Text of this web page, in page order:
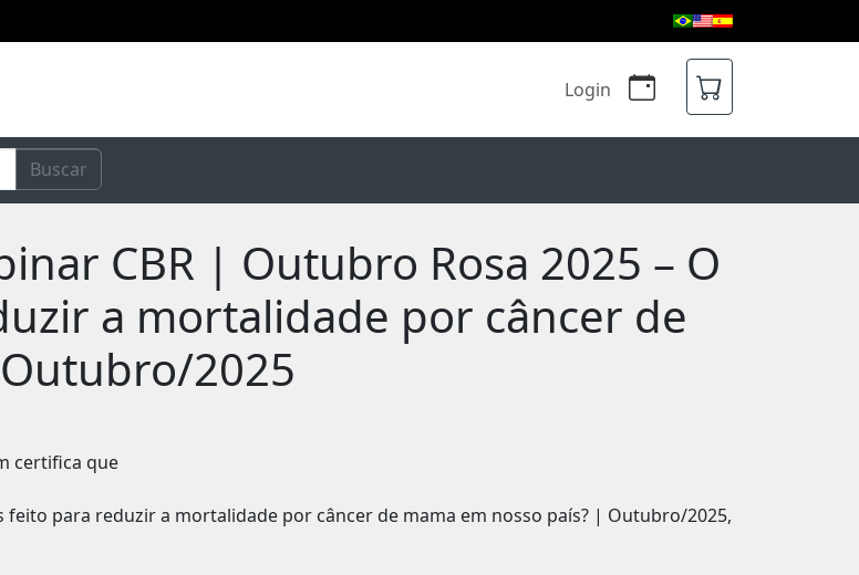
Login
Buscar
CBR | Outubro Rosa 2025 – O
a mortalidade por câncer de
2025
certifica que
feito para reduzir a mortalidade por câncer de mama em nosso país? | Outubro/2025,